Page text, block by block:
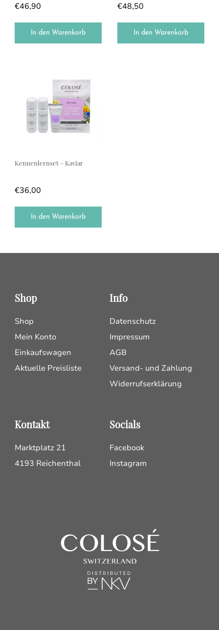
€46,90
In den Warenkorb
€48,50
In den Warenkorb
Kennenlernset – Kaviar
€36,00
In den Warenkorb
Shop
Shop
Mein Konto
Einkaufswagen
Aktuelle Preisliste
Info
Datenschutz
Impressum
AGB
Versand- und Zahlung
Widerrufserklärung
Kontakt
Marktplatz 21
4193 Reichenthal
Socials
Facebook
Instagram